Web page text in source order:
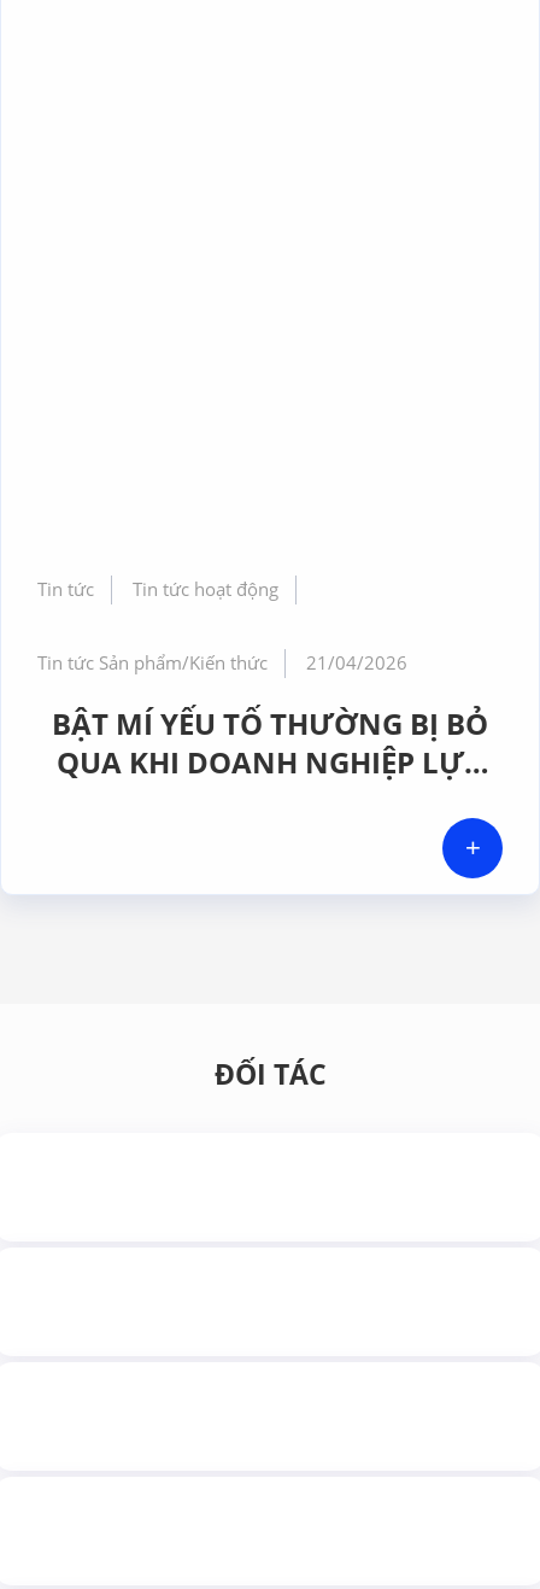
Tin tức Tin tức hoạt động
Tin tức Sản phẩm/Kiến thức 21/04/2026
BẬT MÍ YẾU TỐ THƯỜNG BỊ BỎ
QUA KHI DOANH NGHIỆP LỰA
+
ĐỐI TÁC